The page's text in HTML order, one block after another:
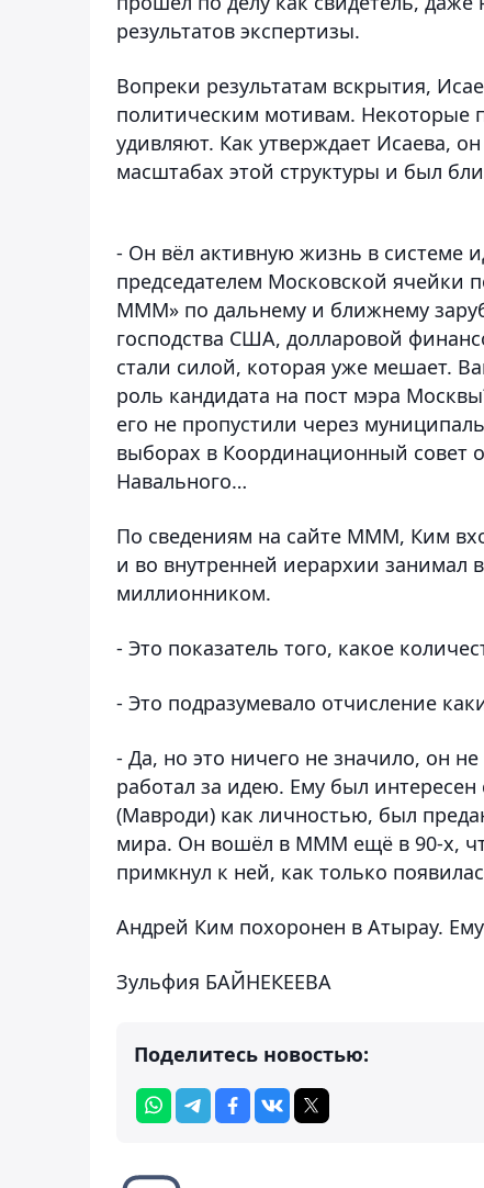
результатов экспертизы.
Вопреки результатам вскрытия,
политическим мотивам. Некоторые
удивляют. Как утверждает Исаева,
масштабах этой структуры и был
- Он вёл активную жизнь в системе
председателем Московской ячейки
МММ» по дальнему и ближнему
господства США, долларовой
стали силой, которая уже мешает.
роль кандидата на пост мэра
его не пропустили через
выборах в Координационный совет
Навального…
По сведениям на сайте МММ, Ким
и во внутренней иерархии
миллионником.
- Это показатель того, какое
- Это подразумевало отчисление
- Да, но это ничего не значило, он
работал за идею. Ему был
(Мавроди) как личностью, был
мира. Он вошёл в МММ ещё в 90-х,
примкнул к ней, как только
Андрей Ким похоронен в Атырау.
Зульфия БАЙНЕКЕЕВА
Поделитесь новостью: